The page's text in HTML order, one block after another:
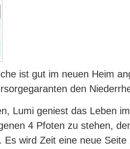
ist gut im neuen Heim
den
Lumi geniest das Leben
4 Pfoten zu stehen,
Es wird Zeit eine neue